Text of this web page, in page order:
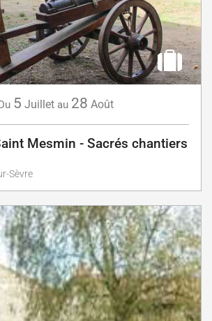
5 Juillet au 28 Août
Mesmin - Sacrés chantiers
Sèvre